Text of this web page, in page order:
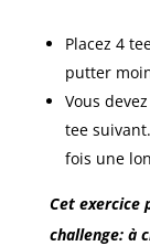
Placez 4
putter
Vous
tee
fois une
Cet exercice
challenge: à